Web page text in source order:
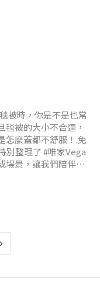
級毛料，在經過多
「起毛球」 和「材
被時，你是不是也常
被的大小不合適，
怎麼蓋都不舒服！.免
別整理了 #唯家Vega
場景，讓我們陪伴
適！ 5X 4呎 #小童
蓋毯、睡袋使用。